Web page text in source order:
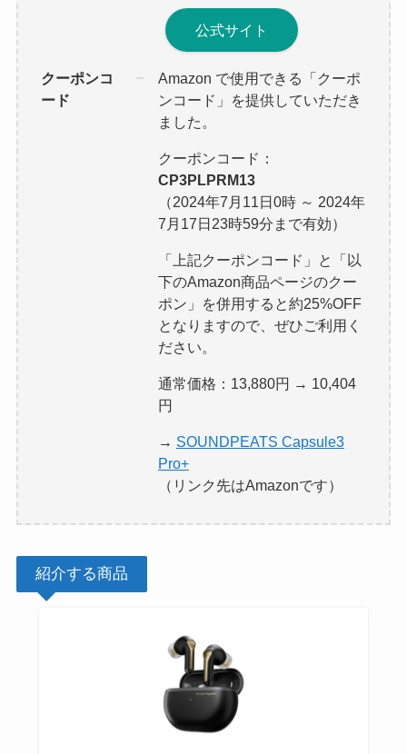
公式サイト
クーポンコ
ード
Amazon で使用できる「クーポ
ンコード」を提供していただき
ました。
クーポンコード：
CP3PLPRM13
（2024年7月11日0時 ～ 2024年
7月17日23時59分まで有効）
「上記クーポンコード」と「以
下のAmazon商品ページのクー
ポン」を併用すると約25%OFF
となりますので、ぜひご利用く
ださい。
通常価格：13,880円 → 10,404
円
→ SOUNDPEATS Capsule3
Pro+
（リンク先はAmazonです）
紹介する商品